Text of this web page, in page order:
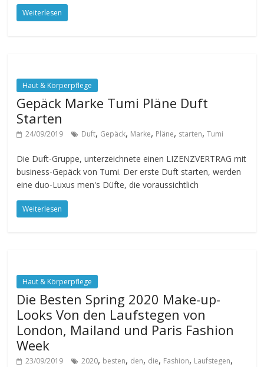
Weiterlesen
Haut & Körperpflege
Gepäck Marke Tumi Pläne Duft
Starten
24/09/2019 Duft, Gepäck, Marke, Pläne, starten,Tumi
Die Duft-Gruppe, unterzeichnete einen LIZENZVERTRAG mit
business-Gepäck von Tumi. Der erste Duft starten, werden
eine duo-Luxus men's Düfte, die voraussichtlich
Weiterlesen
Haut & Körperpflege
Die Besten Spring 2020 Make-up-
Looks Von den Laufstegen von
London, Mailand und Paris Fashion
Week
23/09/2019 2020, besten, den, die, Fashion, Laufstegen,